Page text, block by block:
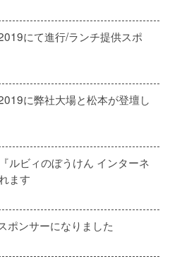
にて進行/ランチ提供スポ
に弊社大場と松本が登壇し
ルビィのぼうけん インターネ
ます
ポンサーになりました